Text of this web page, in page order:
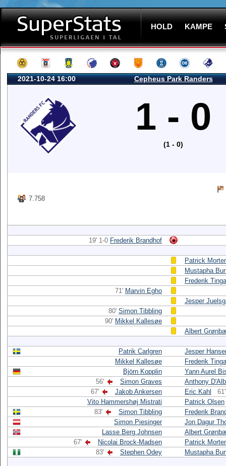
HOLD KAMPE
2021-10-24 16:00 Cepheus Park Randers
1 - 0
(1 - 0)
7.758
19' 1-0 Frederik Brandhof
Patrick
Mustapha
Frederik
71' Marvin Egho
Jesper
80' Simon Tibbling
90' Mikkel Kallesøe
Albert
Patrik Carlgren
Jesper
Mikkel Kallesøe
Frederik
Björn Kopplin
Yann Aurel
56'
Simon Graves
Anthony
67'
Jakob Ankersen Eric Kahl
61'
Vito Hammershøj Mistrati
Patrick Olsen
83'
Simon Tibbling
Frederik
Simon Piesinger
Jon Dagur
Lasse Berg Johnsen
Albert
67'
Nicolai Brock-Madsen
Patrick
83'
Stephen Odey Mustapha